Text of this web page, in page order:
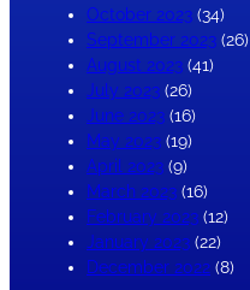
October 2023 (34)
September 2023 (26)
August 2023 (41)
July 2023 (26)
June 2023 (16)
May 2023 (19)
April 2023 (9)
March 2023 (16)
February 2023 (12)
January 2023 (22)
December 2022 (8)